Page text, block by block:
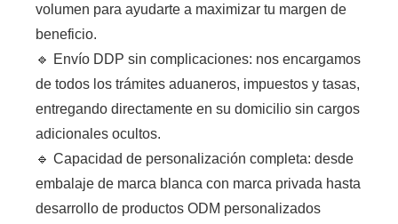
volumen para ayudarte a maximizar tu margen de
beneficio.
🔹 Envío DDP sin complicaciones: nos encargamos
de todos los trámites aduaneros, impuestos y tasas,
entregando directamente en su domicilio sin cargos
adicionales ocultos.
🔹 Capacidad de personalización completa: desde
embalaje de marca blanca con marca privada hasta
desarrollo de productos ODM personalizados